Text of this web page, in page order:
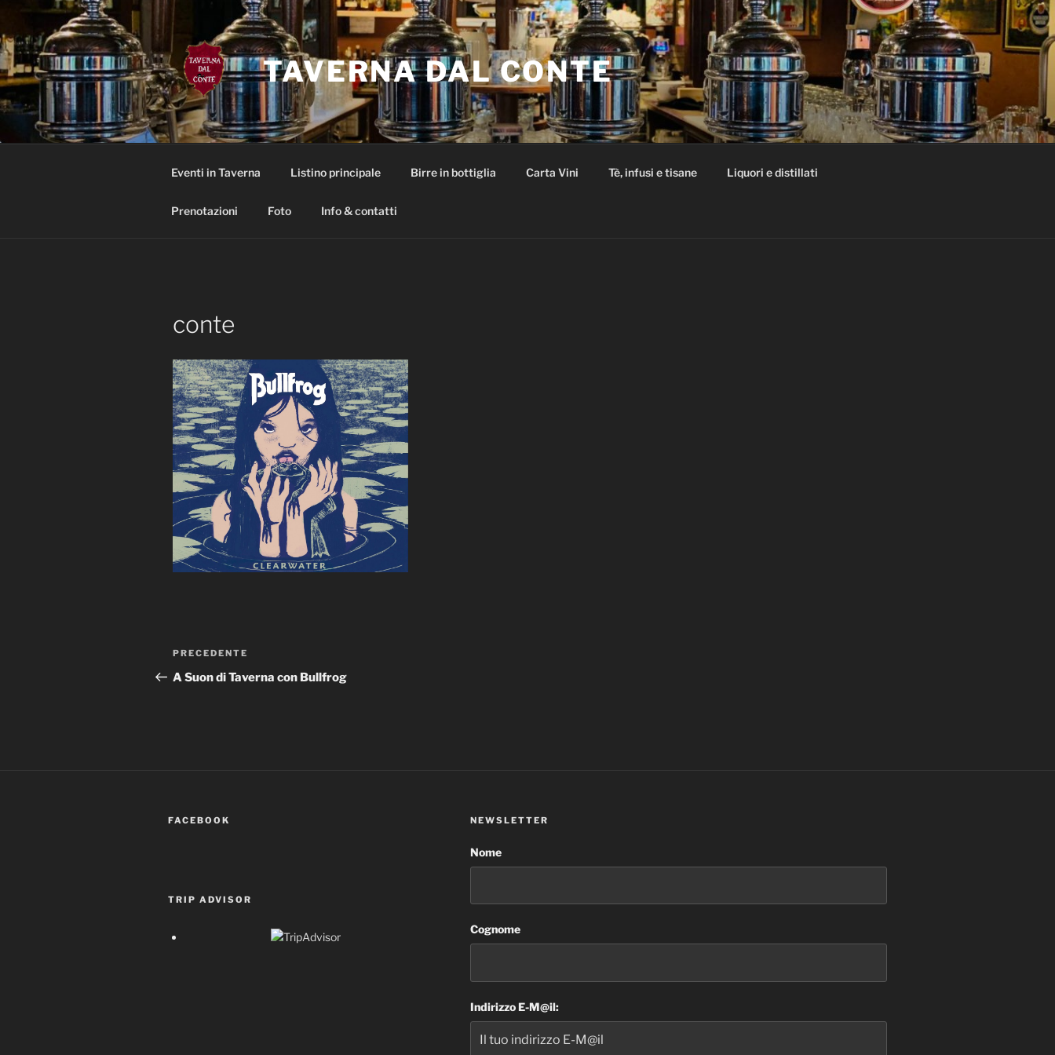
contenuto
TAVERNA DAL CONTE
Eventi in Taverna Listino principale Birre in bottiglia Carta Vini Tè, infusi e tisane Liquori e distillati
Prenotazioni Foto Info & contatti
conte
Navigazione
articoli
Articolo
precedente:
PRECEDENTE
A Suon di Taverna con Bullfrog
FACEBOOK
TRIP ADVISOR
NEWSLETTER
Nome
Cognome
Indirizzo E-M@il: